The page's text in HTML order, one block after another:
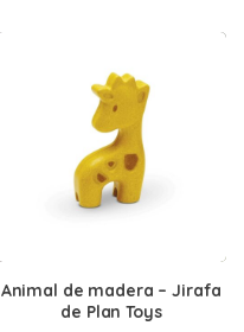
Animal de madera – Jirafa
de Plan Toys